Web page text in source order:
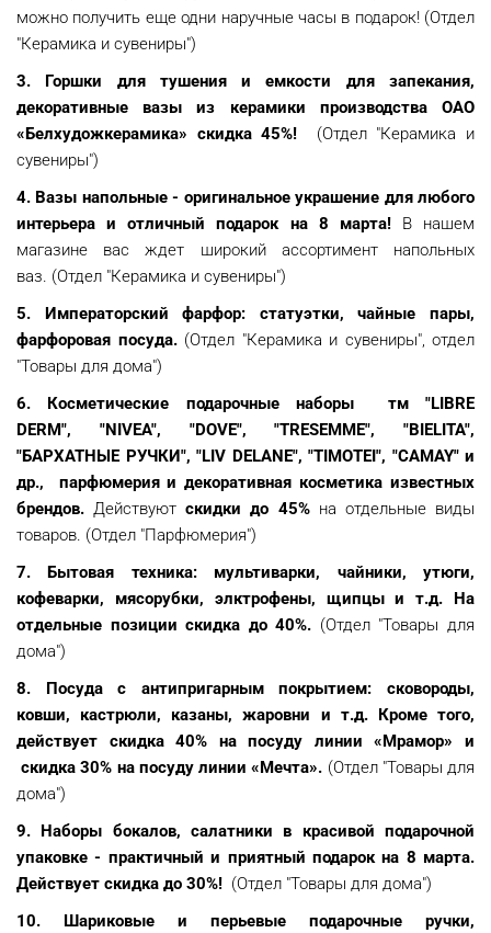
можно получить еще одни наручные часы в подарок! (Отдел
"Керамика и сувениры")
3. Горшки для тушения и емкости для запекания,
декоративные вазы из керамики производства ОАО
«Белхудожкерамика» скидка 45%!
(Отдел "Керамика и
сувениры")
4. Вазы напольные - оригинальное украшение для любого
интерьера и отличный подарок на 8 марта! В нашем
магазине вас ждет широкий ассортимент напольных
ваз. (Отдел "Керамика и сувениры")
5. Императорский фарфор: статуэтки, чайные пары,
фарфоровая посуда.(Отдел "Керамика и сувениры", отдел
"Товары для дома")
6. Косметические подарочные наборы тм "LIBRE
DERM", "NIVEA", "DOVE", "TRESEMME", "BIELITA",
"БАРХАТНЫЕ РУЧКИ", "LIV DELANE", "TIMOTEI", "CAMAY" и
др., парфюмерия и декоративная косметика известных
брендов. Действуютскидки до 45%на отдельные виды
товаров. (Отдел "Парфюмерия")
7. Бытовая техника: мультиварки, чайники, утюги,
кофеварки, мясорубки, элктрофены, щипцы и т.д. На
отдельные позиции скидка до 40%. (Отдел "Товары для
дома")
8. Посуда с антипригарным покрытием: сковороды,
ковши, кастрюли, казаны, жаровни и т.д. Кроме того,
действует скидка 40% на посуду линии «Мрамор» и
скидка 30% на посуду линии «Мечта». (Отдел "Товары для
дома")
9. Наборы бокалов, салатники в красивой подарочной
упаковке - практичный и приятный подарок на 8 марта.
Действует скидка до 30%! (Отдел "Товары для дома")
10. Шариковые и перьевые подарочные ручки,